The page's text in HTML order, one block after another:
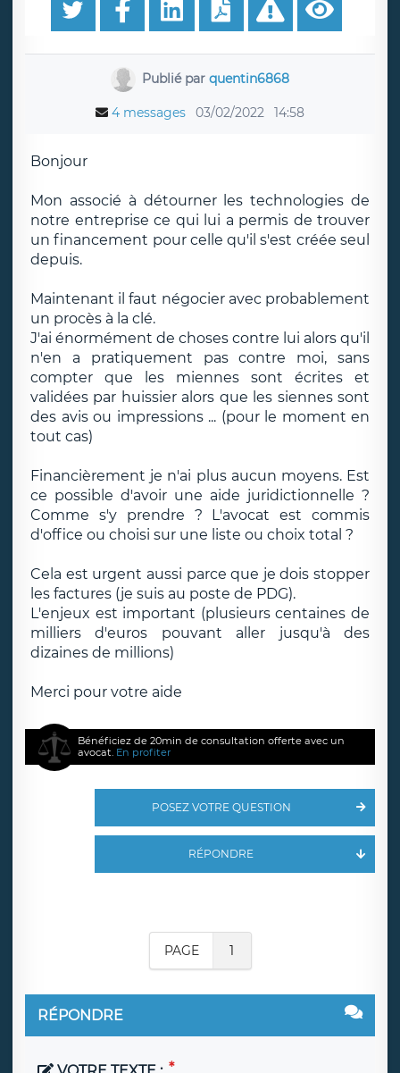
Publié parquentin6868
4 messages 03/02/2022 14:58
Bonjour
Mon associé à détourner les technologies de
notre entreprise ce qui lui a permis de trouver
un financement pour celle qu'il s'est créée seul
depuis.
Maintenant il faut négocier avec probablement
un procès à la clé.
J'ai énormément de choses contre lui alors qu'il
n'en a pratiquement pas contre moi, sans
compter que les miennes sont écrites et
validées par huissier alors que les siennes sont
des avis ou impressions ... (pour le moment en
tout cas)
Financièrement je n'ai plus aucun moyens. Est
ce possible d'avoir une aide juridictionnelle ?
Comme s'y prendre ? L'avocat est commis
d'office ou choisi sur une liste ou choix total ?
Cela est urgent aussi parce que je dois stopper
les factures (je suis au poste de PDG).
L'enjeux est important (plusieurs centaines de
milliers d'euros pouvant aller jusqu'à des
dizaines de millions)
Merci pour votre aide
Bénéficiez de 20min de consultation offerte avec un
avocat. En profiter
POSEZ VOTRE QUESTION
RÉPONDRE
PAGE 1
RÉPONDRE